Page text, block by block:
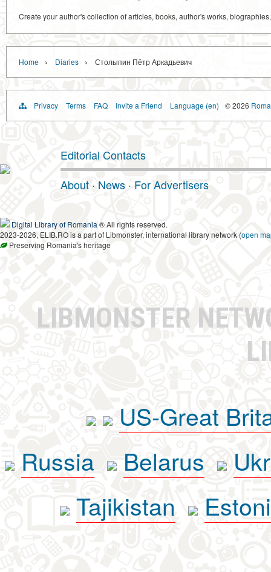
Create your author's collection of articles, books, author's works,
Home › Diaries › Столыпин Пётр Аркадьевич
Privacy Terms FAQ Invite a Friend Language (en) © 2026
Editorial Contacts
About · News · For Advertisers
Digital Library of Romania ® All rights reserved.
2023-2026, ELIB.RO is a part of Libmonster, international library network (open
Preserving Romania's heritage
LIBMONSTER
US-Great
Russia
Belarus
Tajikistan